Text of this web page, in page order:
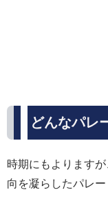
どんなパレ
時期にもよります
向を凝らしたパレー